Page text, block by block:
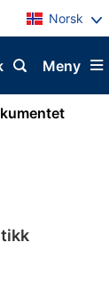
Norsk
Meny